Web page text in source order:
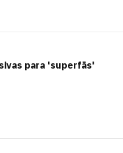
para 'superfãs'